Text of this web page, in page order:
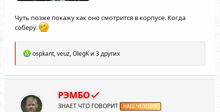
Чуть позже покажу как оно смотрится в корпусе. Когда
соберу.
Р
а
к
и
и
:
ospkant,veuz,OlegKи 3 других
РЭМБО
ЗНАЕТ ЧТО ГОВОРИТ НАШ ЧЕЛОВЕК